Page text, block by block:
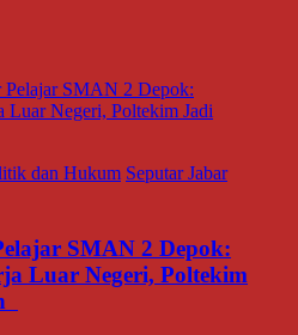
dan Hukum Seputar Jabar
SMAN 2 Depok:
Luar Negeri, Poltekim